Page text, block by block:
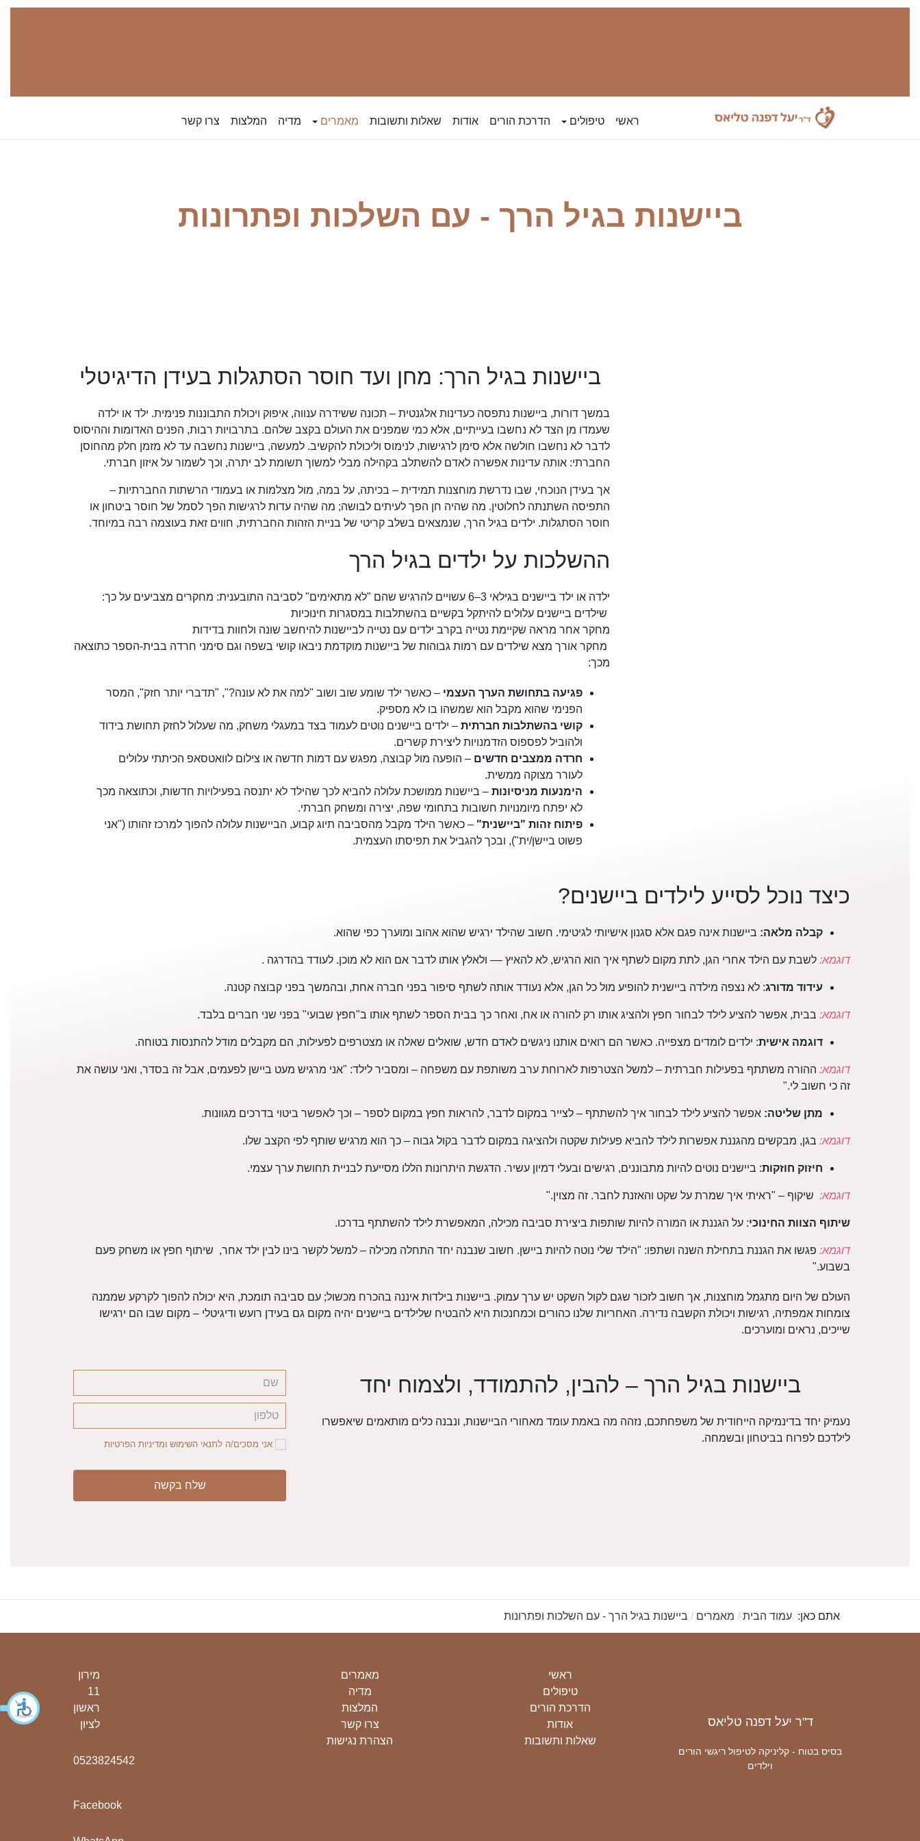
ראשי טיפולים הדרכת הורים אודות שאלות ותשובות מאמרים מדיה המלצות צרו קשר
ביישנות בגיל הרך - עם השלכות ופתרונות
ביישנות בגיל הרך: מחן ועד חוסר הסתגלות בעידן הדיגיטלי
במשך דורות, ביישנות נתפסה כעדינות אלגנטית – תכונה ששידרה ענווה, איפוק ויכולת התבוננות פנימית. ילד או ילדה
שעמדו מן הצד לא נחשבו בעייתיים, אלא כמי שמפנים את העולם בקצב שלהם. בתרבויות רבות, הפנים האדומות וההיסוס
לדבר לא נחשבו חולשה אלא סימן לרגישות, לנימוס וליכולת להקשיב. למעשה, ביישנות נחשבה עד לא מזמן חלק מהחוסן
החברתי: אותה עדינות אפשרה לאדם להשתלב בקהילה מבלי למשוך תשומת לב יתרה, וכך לשמור על איזון חברתי.
אך בעידן הנוכחי, שבו נדרשת מוחצנות תמידית – בכיתה, על במה, מול מצלמות או בעמודי הרשתות החברתיות –
התפיסה השתנתה לחלוטין. מה שהיה חן הפך לעיתים לבושה; מה שהיה עדות לרגישות הפך לסמל של חוסר ביטחון או
חוסר הסתגלות. ילדים בגיל הרך, שנמצאים בשלב קריטי של בניית הזהות החברתית, חווים זאת בעוצמה רבה במיוחד.
ההשלכות על ילדים בגיל הרך
ילדה או ילד ביישנים בגילאי 3–6 עשויים להרגיש שהם "לא מתאימים" לסביבה התובענית: מחקרים מצביעים על כך:
שילדים ביישנים עלולים להיתקל בקשיים בהשתלבות במסגרות חינוכיות
מחקר אחר מראה שקיימת נטייה בקרב ילדים עם נטייה לביישנות להיחשב שונה ולחוות בדידות
מחקר אורך מצא שילדים עם רמות גבוהות של ביישנות מוקדמת ניבאו קושי בשפה וגם סימני חרדה בבית-הספר כתוצאה
מכך:
פגיעה בתחושת הערך העצמי – כאשר ילד שומע שוב ושוב "למה את לא עונה?", "תדברי יותר חזק", המסר
הפנימי שהוא מקבל הוא שמשהו בו לא מספיק.
קושי בהשתלבות חברתית – ילדים ביישנים נוטים לעמוד בצד במעגלי משחק, מה שעלול לחזק תחושת בידוד
ולהוביל לפספוס הזדמנויות ליצירת קשרים.
חרדה ממצבים חדשים – הופעה מול קבוצה, מפגש עם דמות חדשה או צילום לוואטסאפ הכיתתי עלולים
לעורר מצוקה ממשית.
הימנעות מניסיונות – ביישנות ממושכת עלולה להביא לכך שהילד לא יתנסה בפעילויות חדשות, וכתוצאה מכך
לא יפתח מיומנויות חשובות בתחומי שפה, יצירה ומשחק חברתי.
פיתוח זהות "ביישנית" – כאשר הילד מקבל מהסביבה תיוג קבוע, הביישנות עלולה להפוך למרכז זהותו ("אני
פשוט ביישן/ית"), ובכך להגביל את תפיסתו העצמית.
כיצד נוכל לסייע לילדים ביישנים?
קבלה מלאה: ביישנות אינה פגם אלא סגנון אישיותי לגיטימי. חשוב שהילד ירגיש שהוא אהוב ומוערך כפי שהוא.
דוגמא: לשבת עם הילד אחרי הגן, לתת מקום לשתף איך הוא הרגיש, לא להאיץ –– ולאלץ אותו לדבר אם הוא לא מוכן. לעודד בהדרגה .
עידוד מדורג: לא נצפה מילדה ביישנית להופיע מול כל הגן, אלא נעודד אותה לשתף סיפור בפני חברה אחת, ובהמשך בפני קבוצה קטנה.
דוגמא: בבית, אפשר להציע לילד לבחור חפץ ולהציג אותו רק להורה או אח, ואחר כך בבית הספר לשתף אותו ב"חפץ שבועי" בפני שני חברים בלבד.
דוגמה אישית: ילדים לומדים מצפייה. כאשר הם רואים אותנו ניגשים לאדם חדש, שואלים שאלה או מצטרפים לפעילות, הם מקבלים מודל להתנסות בטוחה.
דוגמא: ההורה משתתף בפעילות חברתית – למשל הצטרפות לארוחת ערב משותפת עם משפחה – ומסביר לילד: "אני מרגיש מעט ביישן לפעמים, אבל זה בסדר, ואני עושה את
זה כי חשוב לי."
מתן שליטה: אפשר להציע לילד לבחור איך להשתתף – לצייר במקום לדבר, להראות חפץ במקום לספר – וכך לאפשר ביטוי בדרכים מגוונות.
דוגמא: בגן, מבקשים מהגננת אפשרות לילד להביא פעילות שקטה ולהציגה במקום לדבר בקול גבוה – כך הוא מרגיש שותף לפי הקצב שלו.
חיזוק חוזקות: ביישנים נוטים להיות מתבוננים, רגישים ובעלי דמיון עשיר. הדגשת היתרונות הללו מסייעת לבניית תחושת ערך עצמי.
דוגמא: שיקוף – "ראיתי איך שמרת על שקט והאזנת לחבר. זה מצוין."
שיתוף הצוות החינוכי: על הגננת או המורה להיות שותפות ביצירת סביבה מכילה, המאפשרת לילד להשתתף בדרכו.
דוגמא: פגשו את הגננת בתחילת השנה ושתפו: "הילד שלי נוטה להיות ביישן. חשוב שנבנה יחד התחלה מכילה – למשל לקשר בינו לבין ילד אחר, שיתוף חפץ או משחק פעם
בשבוע."
העולם של היום מתגמל מוחצנות, אך חשוב לזכור שגם לקול השקט יש ערך עמוק. ביישנות בילדות איננה בהכרח מכשול; עם סביבה תומכת, היא יכולה להפוך לקרקע שממנה
צומחות אמפתיה, רגישות ויכולת הקשבה נדירה. האחריות שלנו כהורים וכמחנכות היא להבטיח שלילדים ביישנים יהיה מקום גם בעידן רועש ודיגיטלי – מקום שבו הם ירגישו
שייכים, נראים ומוערכים.
ביישנות בגיל הרך – להבין, להתמודד, ולצמוח יחד
נעמיק יחד בדינמיקה הייחודית של משפחתכם, נזהה מה באמת עומד מאחורי הביישנות, ונבנה כלים מותאמים שיאפשרו
לילדכם לפרוח בביטחון ובשמחה.
אני מסכים/ה לתנאי השימוש ומדיניות הפרטיות
שלח בקשה
אתם כאן: עמוד הבית מאמרים ביישנות בגיל הרך - עם השלכות ופתרונות
ד"ר יעל דפנה טליאס
בסיס בטוח - קליניקה לטיפול ריגשי הורים
וילדים
ראשי
טיפולים
הדרכת הורים
אודות
שאלות ותשובות
מאמרים
מדיה
המלצות
צרו קשר
הצהרת נגישות
מירון
11
ראשון
לציון
0523824542
Facebook